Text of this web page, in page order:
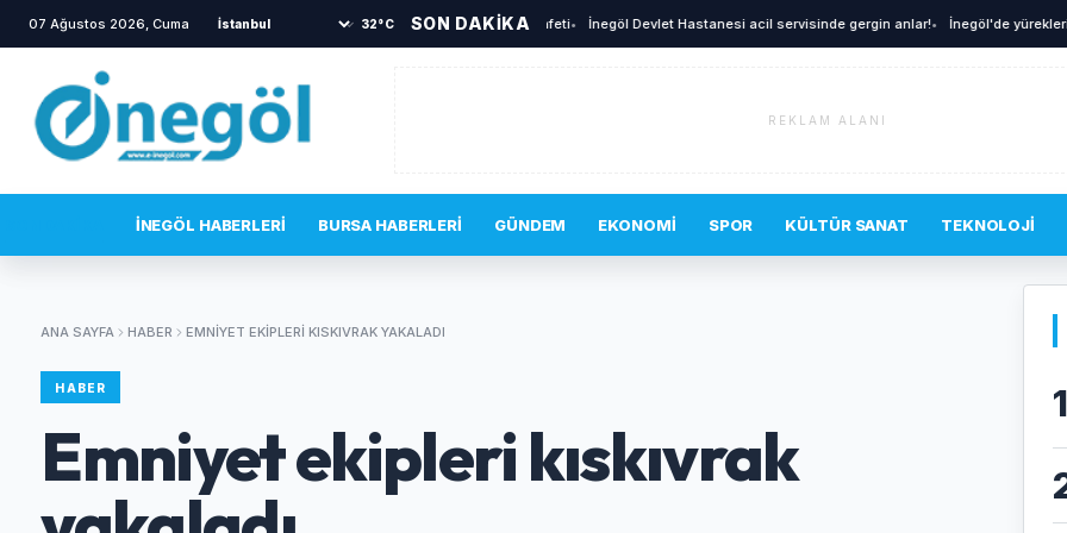
07 Ağustos 2026, Cuma 32°C SON DAKİKA
• Aslı Hünel’den Açıkhava’da müzik ziyafeti İnegöl Devlet Hastanesi acil servisinde gergin anlar! • İnegöl'de yürekleri
REKLAM ALANI
İNEGÖL HABERLERI BURSA HABERLERI GÜNDEM EKONOMI SPOR KÜLTÜR SANAT TEKNOLOJI
ANA SAYFA HABER EMNIYET EKIPLERI KISKIVRAK YAKALADI
HABER
Emniyet ekipleri kıskıvrak
1